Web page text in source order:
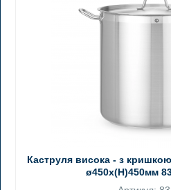
Каструля висока - з
ø450x(H)450мм